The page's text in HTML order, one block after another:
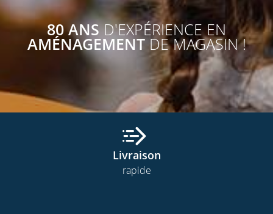
80 ANSD'EXPÉRIENCE EN
AMÉNAGEMENT DE MAGASIN !
Livraison
rapide